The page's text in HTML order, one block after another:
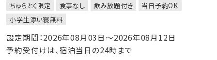
ちゅらとく限定 食事なし 飲み放題付き
当日予約OK
小学生添い寝無料
設定期間：2026年08月03日～2026年08月12日
予約受付けは、宿泊当日の24時まで